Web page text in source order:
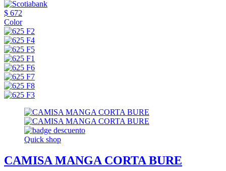
$ 672
Color
Quick shop
CAMISA MANGA CORTA BURE